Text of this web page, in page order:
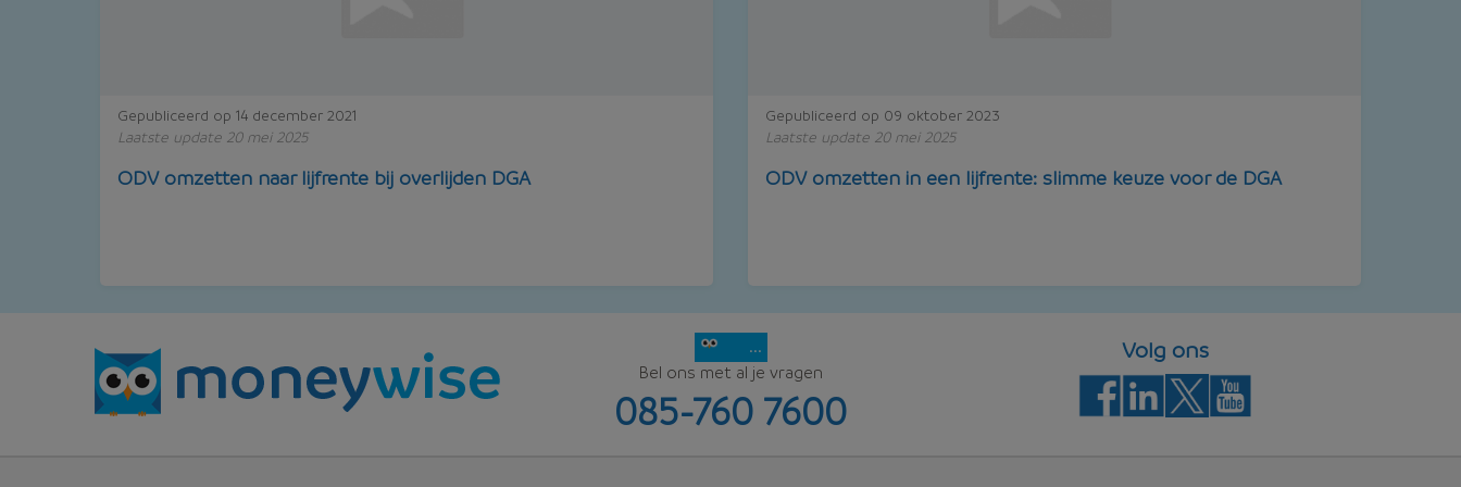
Gepubliceerd op 14 december 2021
Laatste update 20 mei 2025
ODV omzetten naar lijfrente bij overlijden DGA
Gepubliceerd op 09 oktober 2023
Laatste update 20 mei 2025
ODV omzetten in een lijfrente: slimme keuze voor de DGA
...
Bel ons met al je vragen
085-760 7600
Volg ons